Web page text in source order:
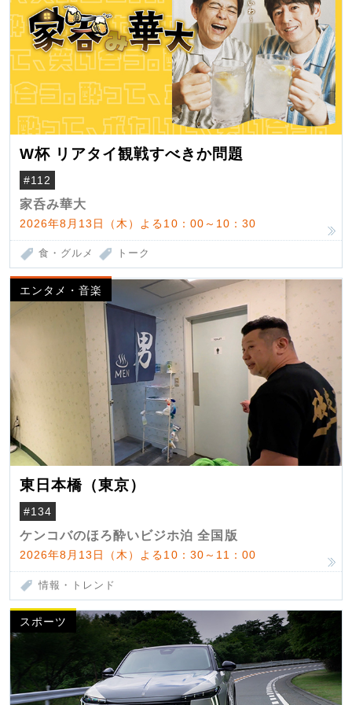
W杯 リアタイ観戦すべきか問題
#112
家呑み華大
2026年8月13日（木）よる10：00～10：30
食・グルメ トーク
エンタメ・音楽
東日本橋（東京）
#134
ケンコバのほろ酔いビジホ泊 全国版
2026年8月13日（木）よる10：30～11：00
情報・トレンド
スポーツ